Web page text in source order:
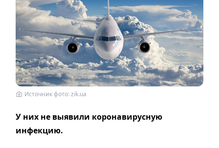
Источник фото: zik.ua
У них не выявили коронавирусную
инфекцию.